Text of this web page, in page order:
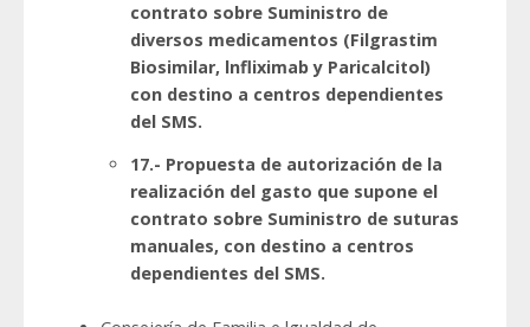
contrato sobre Suministro de
diversos medicamentos (Filgrastim
Biosimilar, lnfliximab y Paricalcitol)
con destino a centros dependientes
del SMS.
17.- Propuesta de autorización de la
realización del gasto que supone el
contrato sobre Suministro de suturas
manuales, con destino a centros
dependientes del SMS.